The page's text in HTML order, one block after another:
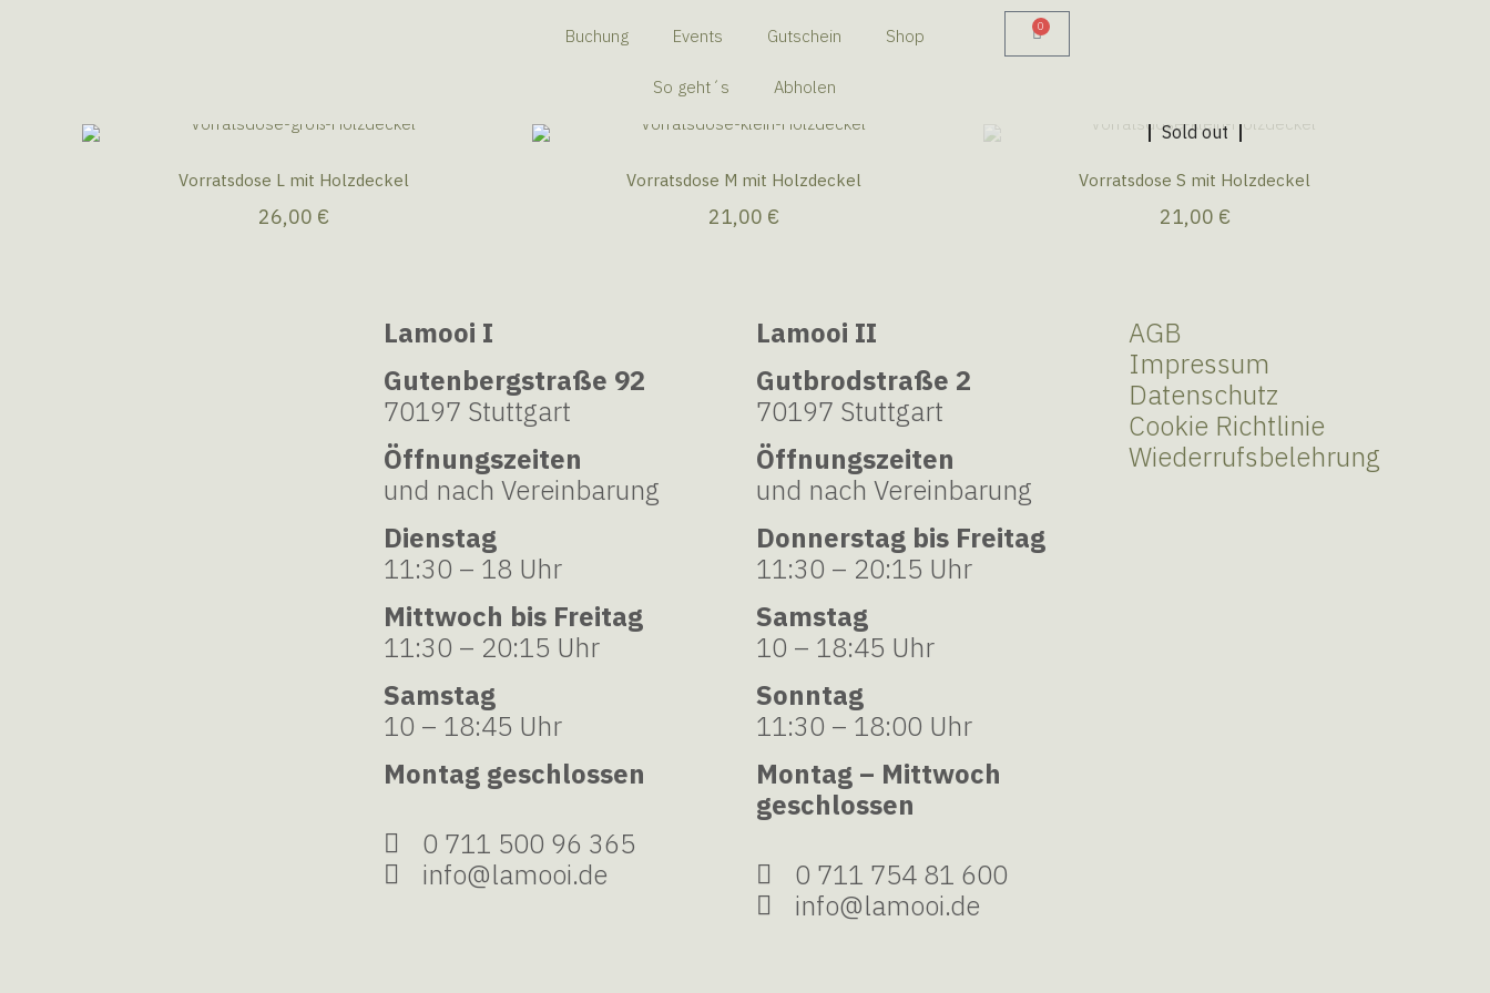
Buchung Events Gutschein Shop
So geht´s Abholen
0
Vorratsdose L mit Holzdeckel
26,00 €
Vorratsdose M mit Holzdeckel
21,00 €
Sold out
Vorratsdose S mit Holzdeckel
21,00 €
Lamooi I
Gutenbergstraße 92
70197 Stuttgart
Öffnungszeiten
und nach Vereinbarung
Dienstag
11:30 – 18 Uhr
Mittwoch bis Freitag
11:30 – 20:15 Uhr
Samstag
10 – 18:45 Uhr
Montag geschlossen
0 711 500 96 365
info@lamooi.de
Lamooi II
Gutbrodstraße 2
70197 Stuttgart
Öffnungszeiten
und nach Vereinbarung
Donnerstag bis Freitag
11:30 – 20:15 Uhr
Samstag
10 – 18:45 Uhr
Sonntag
11:30 – 18:00 Uhr
Montag – Mittwoch
geschlossen
0 711 754 81 600
info@lamooi.de
AGB
Impressum
Datenschutz
Cookie Richtlinie
Wiederrufsbelehrung